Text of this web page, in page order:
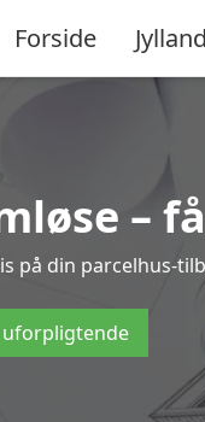
Forside Jylland
–
på din parcelhus-
uforpligtende